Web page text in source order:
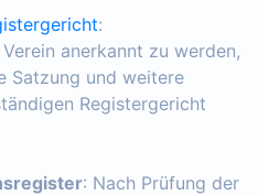
:
anerkannt zu werden,
Satzung und weitere
Registergericht
: Nach Prüfung der